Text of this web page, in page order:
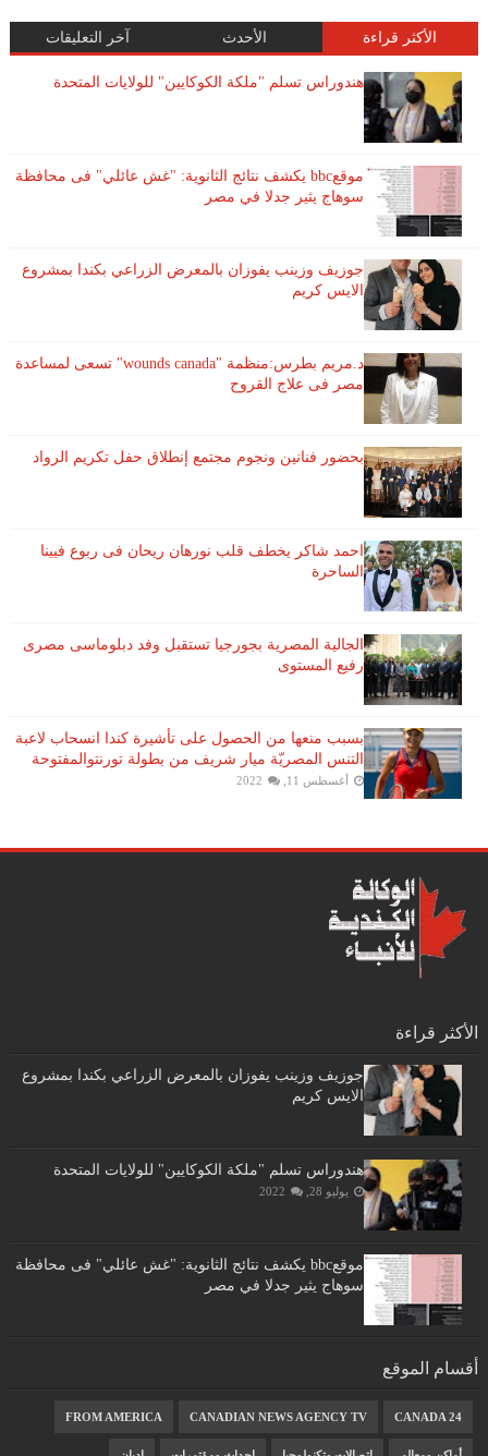
الأكثر قراءة الأحدث آخر التعليقات
هندوراس تسلم "ملكة الكوكايين" للولايات المتحدة
موقعbbc يكشف نتائج الثانوية: "غش عائلي" فى محافظة
سوهاج يثير جدلا في مصر
جوزيف وزينب يفوزان بالمعرض الزراعي بكندا بمشروع
الايس كريم
د.مريم بطرس:منظمة "wounds canada" تسعى لمساعدة
مصر فى علاج القروح
بحضور فنانين ونجوم مجتمع إنطلاق حفل تكريم الرواد
احمد شاكر يخطف قلب نورهان ريحان فى ربوع فيينا
الساحرة
الجالية المصرية بجورجيا تستقبل وفد دبلوماسى مصرى
رفيع المستوى
بسبب منعها من الحصول على تأشيرة كندا انسحاب لاعبة ​
التنس​ المصريّة ​ميار شريف​ من بطولة ​تورنتو​المفتوحة
أغسطس 11, 2022
الأكثر قراءة
جوزيف وزينب يفوزان بالمعرض الزراعي بكندا بمشروع
الايس كريم
هندوراس تسلم "ملكة الكوكايين" للولايات المتحدة
يوليو 28, 2022
موقعbbc يكشف نتائج الثانوية: "غش عائلي" فى محافظة
سوهاج يثير جدلا في مصر
أقسام الموقع
CANADA 24
CANADIAN NEWS AGENCY TV
FROM AMERICA